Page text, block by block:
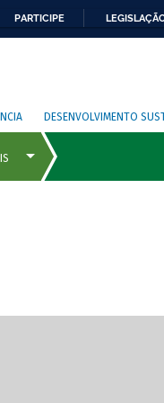
PARTICIPE
DESENVOLVIMENTO
de